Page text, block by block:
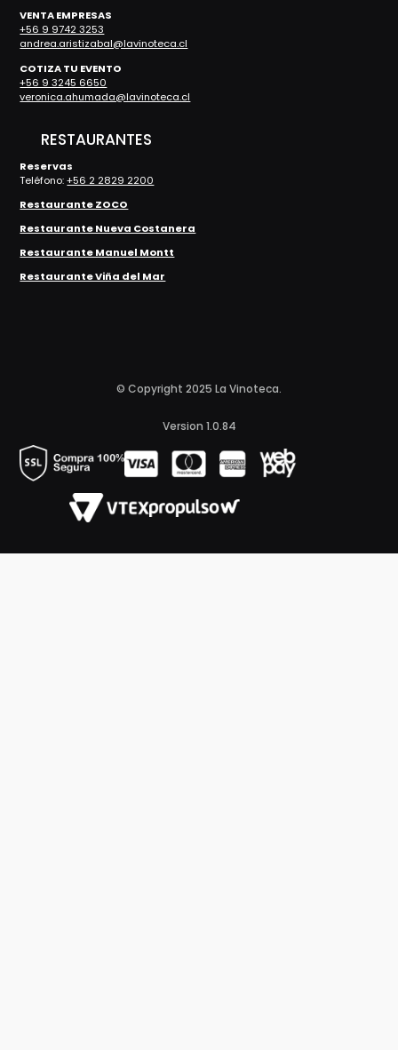
VENTA EMPRESAS
+56 9 9742 3253
andrea.aristizabal@lavinoteca.cl
COTIZA TU EVENTO
+56 9 3245 6650
veronica.ahumada@lavinoteca.cl
RESTAURANTES
Reservas
Teléfono:+56 2 2829 2200
Restaurante ZOCO
Restaurante Nueva Costanera
Restaurante Manuel Montt
Restaurante Viña del Mar
© Copyright 2025 La Vinoteca.
Version 1.0.84